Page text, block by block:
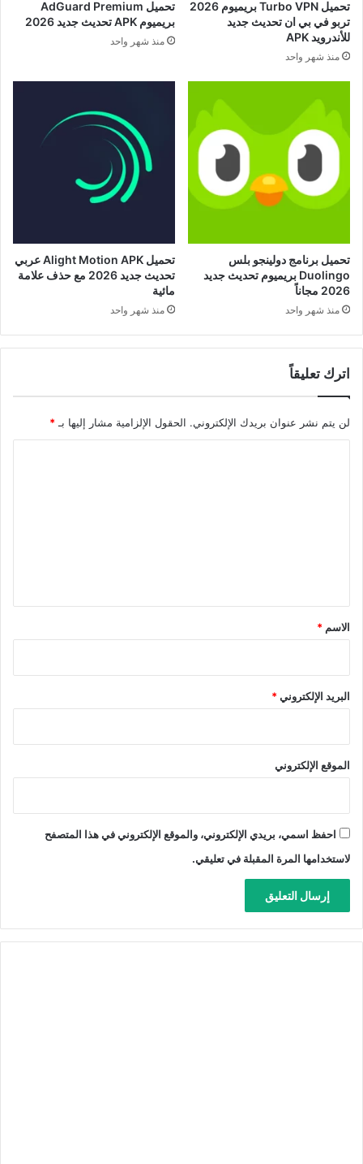
تحميل Turbo VPN بريميوم 2026
تربو في بي ان تحديث جديد
للأندرويد APK
منذ شهر واحد
تحميل AdGuard Premium
بريميوم APK تحديث جديد 2026
منذ شهر واحد
تحميل برنامج دولينجو بلس
Duolingo بريميوم تحديث جديد
2026 مجاناً
منذ شهر واحد
تحميل Alight Motion APK عربي
تحديث جديد 2026 مع حذف علامة
مائية
منذ شهر واحد
اترك تعليقاً
لن يتم نشر عنوان بريدك الإلكتروني. الحقول الإلزامية مشار إليها بـ *
*
الاسم *
البريد الإلكتروني*
الموقع الإلكتروني
احفظ اسمي، بريدي الإلكتروني، والموقع الإلكتروني في هذا المتصفح
لاستخدامها المرة المقبلة في تعليقي.